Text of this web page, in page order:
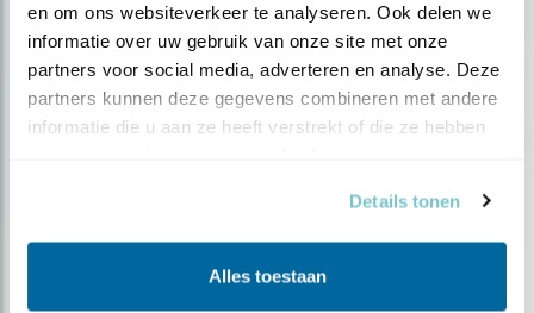
en om ons websiteverkeer te analyseren. Ook delen we
informatie over uw gebruik van onze site met onze
partners voor social media, adverteren en analyse. Deze
partners kunnen deze gegevens combineren met andere
informatie die u aan ze heeft verstrekt of die ze hebben
Details tonen
Alles toestaan